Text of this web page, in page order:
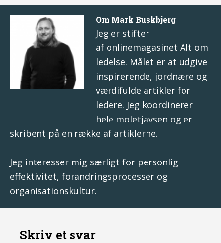
Om Mark Buskbjerg
Jeg er stifter
af onlinemagasinet Alt om
ledelse. Målet er at udgive
inspirerende, jordnære og
værdifulde artikler for
ledere. Jeg koordinerer
hele moletjavsen og er
skribent på en række af artiklerne.
Jeg interesser mig særligt for personlig
effektivitet, forandringsprocesser og
organisationskultur.
Skriv et svar